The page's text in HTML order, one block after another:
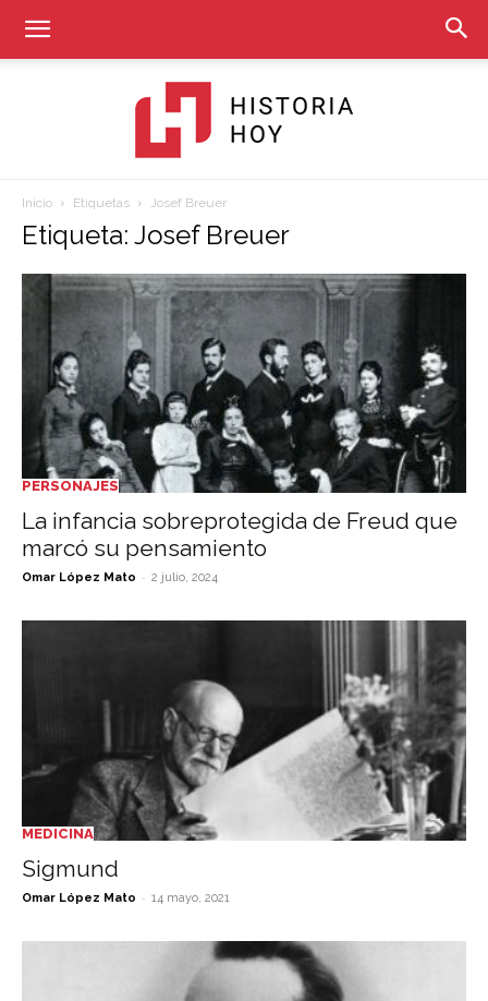
Hoy
Inicio Etiquetas Josef Breuer
Etiqueta: Josef Breuer
PERSONAJES
La infancia sobreprotegida de Freud que
marcó su pensamiento
Omar López Mato - 2 julio, 2024
MEDICINA
Sigmund
Omar López Mato - 14 mayo, 2021